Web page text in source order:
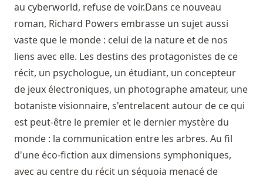
au cyberworld, refuse de voir.Dans ce nouveau
roman, Richard Powers embrasse un sujet aussi
vaste que le monde : celui de la nature et de nos
liens avec elle. Les destins des protagonistes de ce
récit, un psychologue, un étudiant, un concepteur
de jeux électroniques, un photographe amateur, une
botaniste visionnaire, s'entrelacent autour de ce qui
est peut-être le premier et le dernier mystère du
monde : la communication entre les arbres. Au fil
d'une éco-fiction aux dimensions symphoniques,
avec au centre du récit un séquoia menacé de